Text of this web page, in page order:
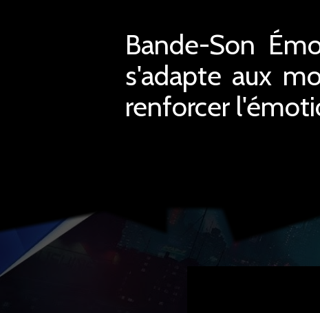
Bande-Son
s'adapte aux
renforcer